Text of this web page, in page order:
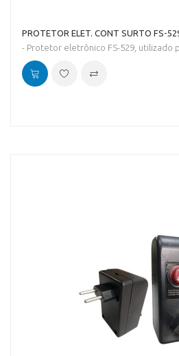
PROTETOR ELET. CONT SURTO FS-
- Protetor eletrônico FS-529, utilizado